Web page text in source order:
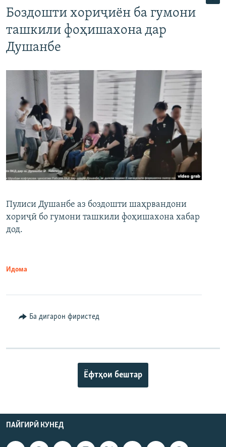
Боздошти хориҷиён ба гумони
ташкили фоҳишахона дар
Душанбе
Пулиси Душанбе аз боздошти шаҳрвандони
хориҷӣ бо гумони ташкили фоҳишахона хабар
дод.
Идома
Ба дигарон фиристед
Ёфтҳои бештар
ПАЙГИРӢ КУНЕД